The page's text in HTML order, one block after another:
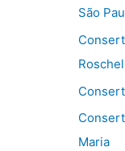
São
Roschel
Maria